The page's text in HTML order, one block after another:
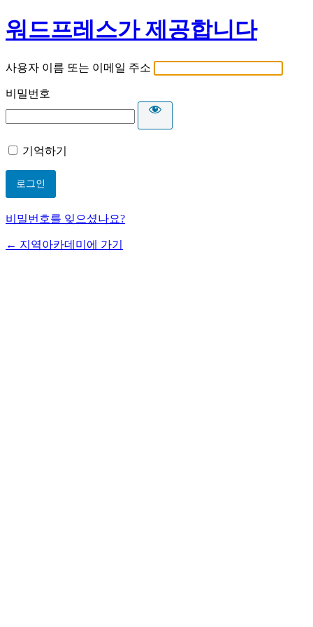
워드프레스가 제공합니다
사용자 이름 또는 이메일 주소
비밀번호
기억하기
비밀번호를 잊으셨나요?
← 지역아카데미에 가기